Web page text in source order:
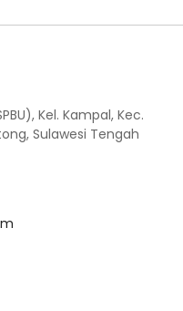
Kel. Kampal, Kec.
Sulawesi Tengah